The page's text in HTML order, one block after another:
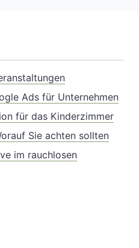
Ads für Unternehmen
für das Kinderzimmer
Sie achten sollten
im rauchlosen